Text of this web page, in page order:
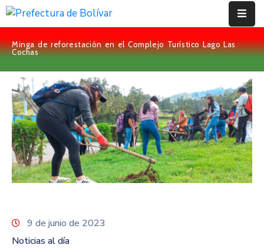
Inicio
Institución
Bolívar
Proyectos
Rendición
De
Cuentas
Contácto
Minga de reforestación en el Complejo Turístico Lago Las
Cochas
9 de junio de 2023
Noticias al día